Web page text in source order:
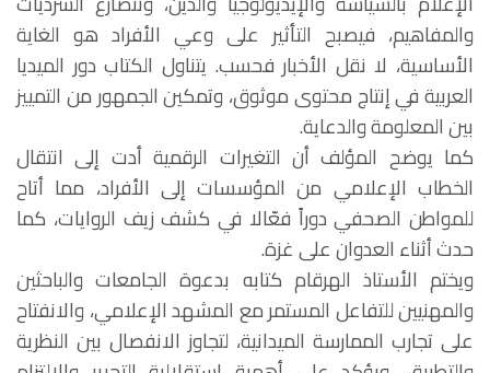
والمفاهيم، فيصبح التأثير على وعي الأفراد هو الغاية
الأساسية، لا نقل الأخبار فحسب. يتناول الكتاب دور الميديا
العربية في إنتاج محتوى موثوق، وتمكين الجمهور من التمييز
بين المعلومة والدعاية.
كما يوضح المؤلف أن التغيرات الرقمية أدت إلى انتقال
الخطاب الإعلامي من المؤسسات إلى الأفراد، مما أتاح
للمواطن الصحفي دوراً فعّالا في كشف زيف الروايات، كما
حدث أثناء العدوان على غزة.
ويختم الأستاذ الهرقام كتابه بدعوة الجامعات والباحثين
والمهنيين للتفاعل المستمر مع المشهد الإعلامي، والانفتاح
على تجارب الممارسة الميدانية، لتجاوز الانفصال بين النظرية